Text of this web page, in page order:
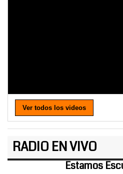
Ver todos los videos
RADIO EN VIVO
Estamos